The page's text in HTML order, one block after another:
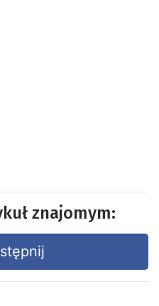
znajomym: